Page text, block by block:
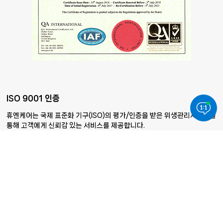
ISO 9001 인증
휴엔케어는 국제 표준화 기구(ISO)의 평가/인증을 받은 위생관리시스템을
통해 고객에게 신뢰감 있는 서비스를 제공합니다.